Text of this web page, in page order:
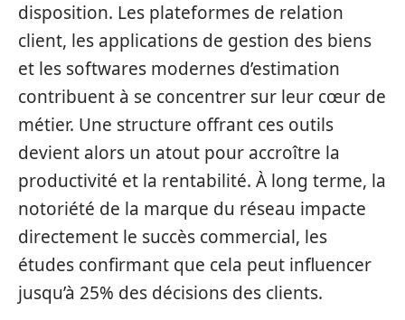
disposition. Les plateformes de relation
client, les applications de gestion des biens
et les softwares modernes d’estimation
contribuent à se concentrer sur leur cœur de
métier. Une structure offrant ces outils
devient alors un atout pour accroître la
productivité et la rentabilité. À long terme, la
notoriété de la marque du réseau impacte
directement le succès commercial, les
études confirmant que cela peut influencer
jusqu’à 25% des décisions des clients.